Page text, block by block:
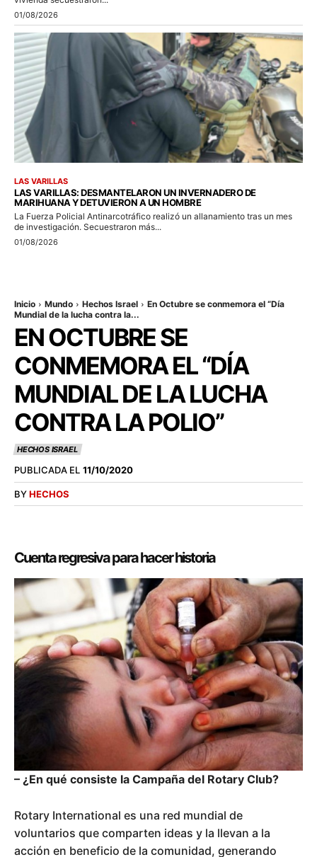
01/08/2026
LAS VARILLAS
LAS VARILLAS: DESMANTELARON UN INVERNADERO DE
MARIHUANA Y DETUVIERON A UN HOMBRE
La Fuerza Policial Antinarcotráfico realizó un allanamiento tras un mes
de investigación. Secuestraron más...
01/08/2026